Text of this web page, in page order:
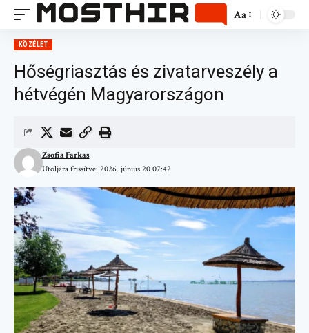
Aa
KÖZÉLET
Hőségriasztás és zivatarveszély a
hétvégén Magyarországon
Utoljára frissítve: 2026. június 20 07:42
Zsofia Farkas